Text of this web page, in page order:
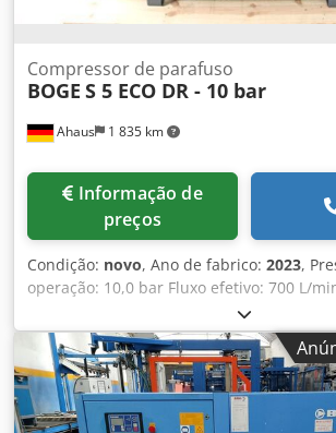
Ahaus 1 835 km
Compressor de parafuso
BOGE S 5 ECO DR - 10 bar
preços
Condição: novo, Ano de fabrico: 2023,
operação: 10,0 bar Fluxo efetivo: 700 L/
Capacidade do reservatório: 250 litros
aprox. 397 kg Necessidade total de
Dimensões C-L-A: 1915 x 650 x 1640 mm
exposição / ainda não foi utilizada Nova
BOGE SOLID ~ Preço de tabela: 8.848
sob consulta Fabricado na Alemanha